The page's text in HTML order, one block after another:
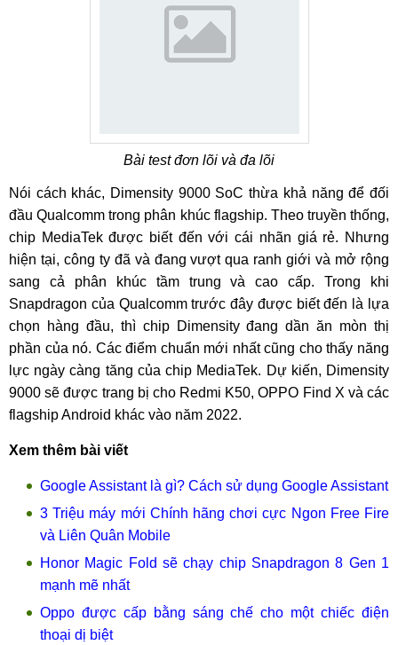
Bài test đơn lõi và đa lõi
Nói cách khác, Dimensity 9000 SoC thừa khả năng để đối
đầu Qualcomm trong phân khúc flagship. Theo truyền thống,
chip MediaTek được biết đến với cái nhãn giá rẻ. Nhưng
hiện tại, công ty đã và đang vượt qua ranh giới và mở rộng
sang cả phân khúc tầm trung và cao cấp. Trong khi
Snapdragon của Qualcomm trước đây được biết đến là lựa
chọn hàng đầu, thì chip Dimensity đang dần ăn mòn thị
phần của nó. Các điểm chuẩn mới nhất cũng cho thấy năng
lực ngày càng tăng của chip MediaTek. Dự kiến, Dimensity
9000 sẽ được trang bị cho Redmi K50, OPPO Find X và các
flagship Android khác vào năm 2022.
Xem thêm bài viết
Google Assistant là gì? Cách sử dụng Google Assistant
3 Triệu máy mới Chính hãng chơi cực Ngon Free Fire
và Liên Quân Mobile
Honor Magic Fold sẽ chạy chip Snapdragon 8 Gen 1
mạnh mẽ nhất
Oppo được cấp bằng sáng chế cho một chiếc điện
thoại dị biệt